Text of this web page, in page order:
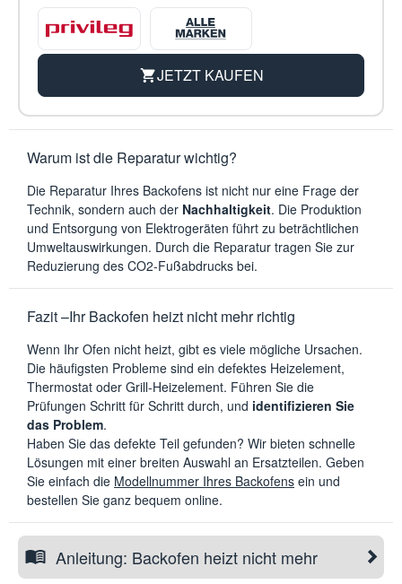
JETZT KAUFEN
Warum ist die Reparatur wichtig?
Die Reparatur Ihres Backofens ist nicht nur eine Frage der
Technik, sondern auch der Nachhaltigkeit. Die Produktion
und Entsorgung von Elektrogeräten führt zu beträchtlichen
Umweltauswirkungen. Durch die Reparatur tragen Sie zur
Reduzierung des CO2-Fußabdrucks bei.
Fazit –Ihr Backofen heizt nicht mehr richtig
Wenn Ihr Ofen nicht heizt, gibt es viele mögliche Ursachen.
Die häufigsten Probleme sind ein defektes Heizelement,
Thermostat oder Grill-Heizelement. Führen Sie die
Prüfungen Schritt für Schritt durch, und identifizieren Sie
das Problem.
Haben Sie das defekte Teil gefunden? Wir bieten schnelle
Lösungen mit einer breiten Auswahl an Ersatzteilen. Geben
Sie einfach die Modellnummer Ihres Backofens ein und
bestellen Sie ganz bequem online.
Anleitung: Backofen heizt nicht mehr